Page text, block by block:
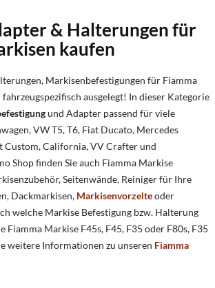
& Halterungen für
kaufen
Markisenbefestigungen für Fiamma
ausgelegt! In dieser Kategorie
und Adapter passend für viele
VW T5, T6, Fiat Ducato, Mercedes
Custom, California, VV Crafter und
Shop finden Sie auch Fiamma Markise
Seitenwände, Reiniger für Ihre
Dackmarkisen, Markisenvorzelteoder
welche Markise Befestigung bzw. Halterung
Fiamma Markise F45s, F45, F35 oder F80s, F35
weitere Informationen zu unseren Fiamma